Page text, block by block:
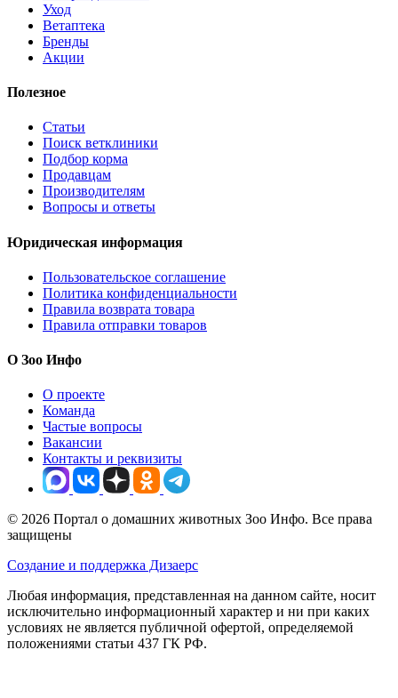
Уход
Ветаптека
Бренды
Акции
Полезное
Статьи
Поиск ветклиники
Подбор корма
Продавцам
Производителям
Вопросы и ответы
Юридическая информация
Пользовательское соглашение
Политика конфиденциальности
Правила возврата товара
Правила отправки товаров
О Зоо Инфо
О проекте
Команда
Частые вопросы
Вакансии
Контакты и реквизиты
© 2026 Портал о домашних животных Зоо Инфо. Все права
защищены
Создание и поддержка Дизаерс
Любая информация, представленная на данном сайте, носит
исключительно информационный характер и ни при каких
условиях не является публичной офертой, определяемой
положениями статьи 437 ГК РФ.